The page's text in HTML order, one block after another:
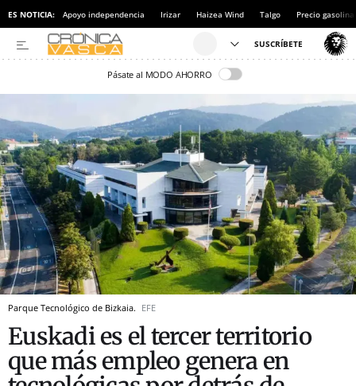
ES NOTICIA: Apoyo independencia Irizar Haizea Wind Talgo Precio gasolina
Pásate al MODO AHORRO
Parque Tecnológico de Bizkaia. EFE
Euskadi es el tercer territorio
que más empleo genera en